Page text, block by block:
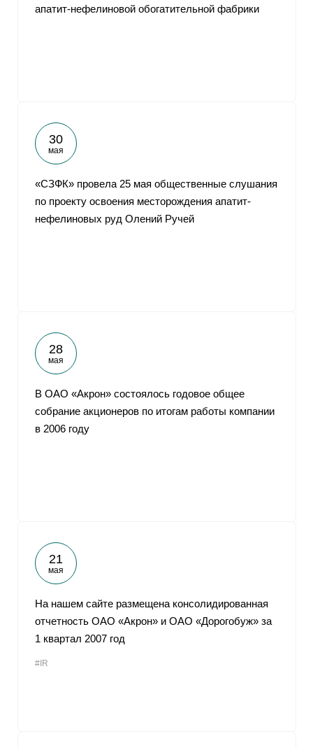
апатит-нефелиновой обогатительной фабрики
30
мая
«СЗФК» провела 25 мая общественные слушания
по проекту освоения месторождения апатит-
нефелиновых руд Олений Ручей
28
мая
В ОАО «Акрон» состоялось годовое общее
собрание акционеров по итогам работы компании
в 2006 году
21
мая
На нашем сайте размещена консолидированная
отчетность ОАО «Акрон» и ОАО «Дорогобуж» за
1 квартал 2007 год
#IR